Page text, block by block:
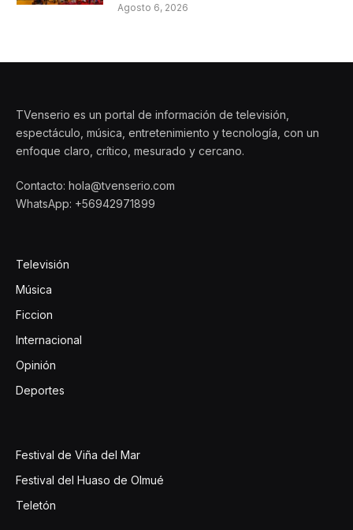
Agosto 6, 2026
TVenserio es un portal de información de televisión,
espectáculo, música, entretenimiento y tecnología, con un
enfoque claro, crítico, mesurado y cercano.
Contacto: hola@tvenserio.com
WhatsApp: +56942971899
Televisión
Música
Ficcion
Internacional
Opinión
Deportes
Festival de Viña del Mar
Festival del Huaso de Olmué
Teletón